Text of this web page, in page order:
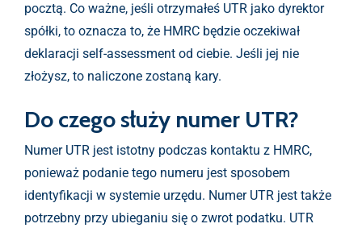
pocztą. Co ważne, jeśli otrzymałeś UTR jako dyrektor
spółki, to oznacza to, że HMRC będzie oczekiwał
deklaracji self-assessment od ciebie. Jeśli jej nie
złożysz, to naliczone zostaną kary.
Do czego służy numer UTR?
Numer UTR jest istotny podczas kontaktu z HMRC,
ponieważ podanie tego numeru jest sposobem
identyfikacji w systemie urzędu. Numer UTR jest także
potrzebny przy ubieganiu się o zwrot podatku. UTR